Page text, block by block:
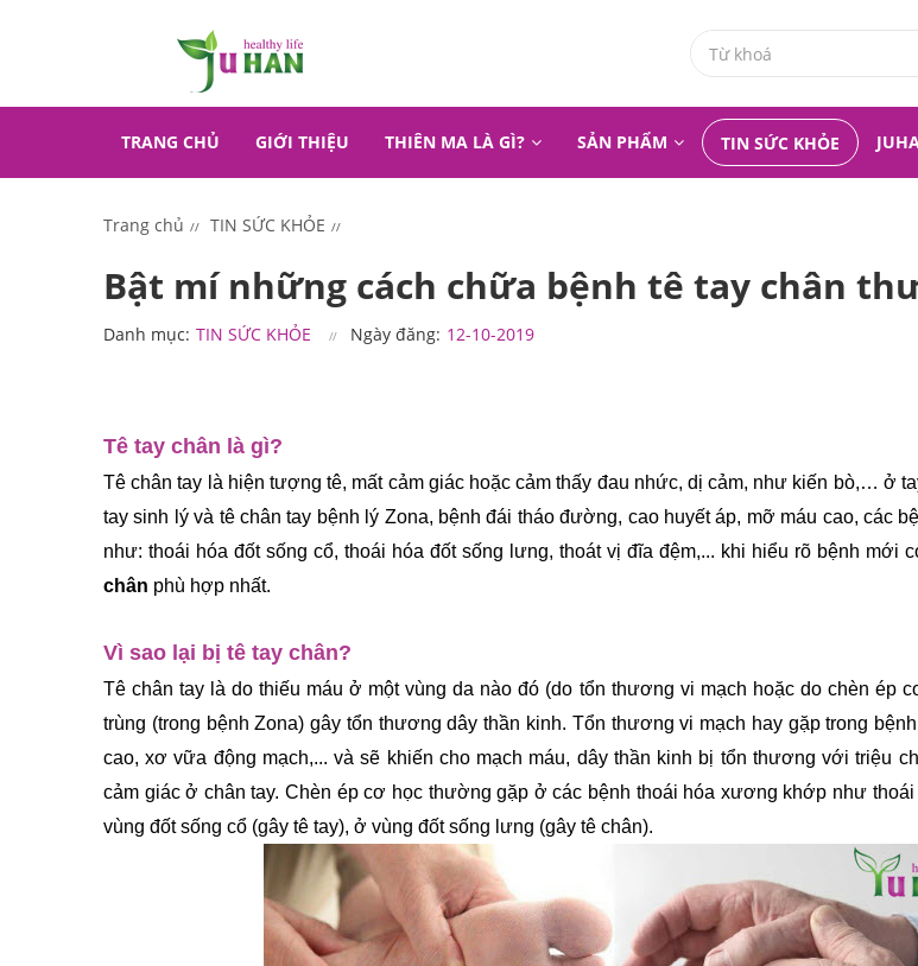
TRANG CHỦ GIỚI THIỆU THIÊN MA LÀ GÌ? SẢN PHẨM TIN SỨC KHỎE
Trang chủ TIN SỨC KHỎE
Bật mí những cách chữa bệnh tê tay chân
Danh mục: TIN SỨC KHỎE Ngày đăng: 12-10-2019
Tê tay chân là gì?
Tê chân tay là hiện tượng tê, mất cảm giác hoặc cảm thấy đau nhức, dị cảm, như kiến bò,… ở
tay sinh lý và tê chân tay bệnh lý Zona, bệnh đái tháo đường, cao huyết áp, mỡ máu cao, các
như: thoái hóa đốt sống cổ, thoái hóa đốt sống lưng, thoát vị đĩa đệm,... khi hiểu rõ bệnh mới
chân phù hợp nhất.
Vì sao lại bị tê tay chân?
Tê chân tay là do thiếu máu ở một vùng da nào đó (do tổn thương vi mạch hoặc do chèn ép
trùng (trong bệnh Zona) gây tổn thương dây thần kinh. Tổn thương vi mạch hay gặp trong
cao, xơ vữa động mạch,... và sẽ khiến cho mạch máu, dây thần kinh bị tổn thương với triệu
cảm giác ở chân tay. Chèn ép cơ học thường gặp ở các bệnh thoái hóa xương khớp như
vùng đốt sống cổ (gây tê tay), ở vùng đốt sống lưng (gây tê chân).